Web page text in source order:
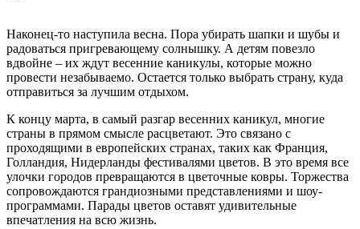
Наконец-то наступила весна. Пора убирать шапки и шубы и
радоваться пригревающему солнышку. А детям повезло
вдвойне – их ждут весенние каникулы, которые можно
провести незабываемо. Остается только выбрать страну, куда
отправиться за лучшим отдыхом.
К концу марта, в самый разгар весенних каникул, многие
страны в прямом смысле расцветают. Это связано с
проходящими в европейских странах, таких как Франция,
Голландия, Нидерланды фестивалями цветов. В это время все
улочки городов превращаются в цветочные ковры. Торжества
сопровождаются грандиозными представлениями и шоу-
программами. Парады цветов оставят удивительные
впечатления на всю жизнь.